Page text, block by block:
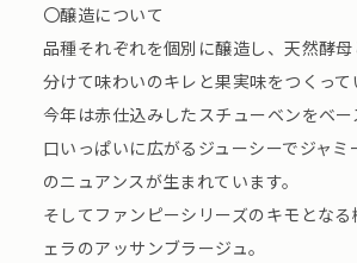
〇醸造について
品種それぞれを個別に醸造し、天然酵
分けて味わいのキレと果実味をつくって
今年は赤仕込みしたスチューベンをベー
口いっぱいに広がるジューシーでジャ
のニュアンスが生まれています。
そしてファンピーシリーズのキモとな
ェラのアッサンブラージュ。